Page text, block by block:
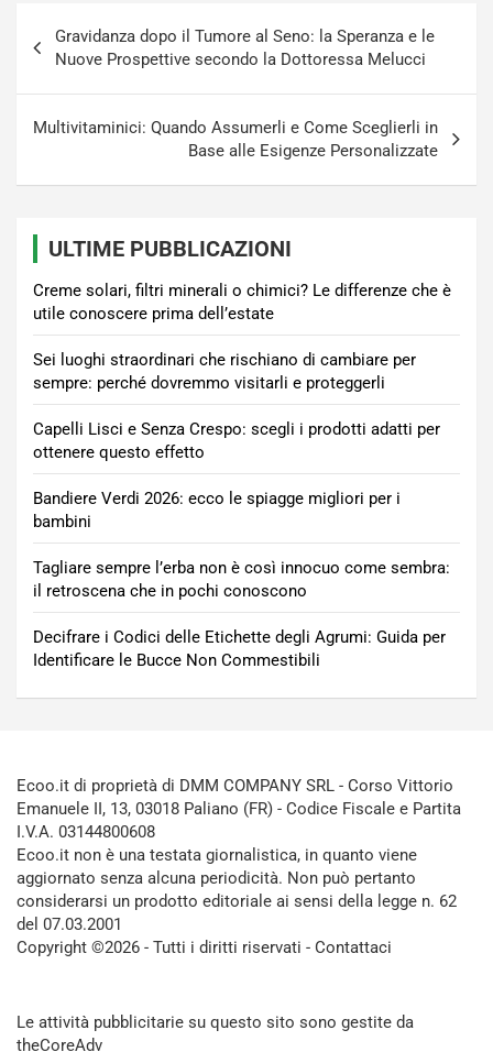
articoli
Gravidanza dopo il Tumore al Seno: la Speranza e le
Nuove Prospettive secondo la Dottoressa Melucci
Multivitaminici: Quando Assumerli e Come Sceglierli in
Base alle Esigenze Personalizzate
ULTIME PUBBLICAZIONI
Creme solari, filtri minerali o chimici? Le differenze che è
utile conoscere prima dell’estate
Sei luoghi straordinari che rischiano di cambiare per
sempre: perché dovremmo visitarli e proteggerli
Capelli Lisci e Senza Crespo: scegli i prodotti adatti per
ottenere questo effetto
Bandiere Verdi 2026: ecco le spiagge migliori per i
bambini
Tagliare sempre l’erba non è così innocuo come sembra:
il retroscena che in pochi conoscono
Decifrare i Codici delle Etichette degli Agrumi: Guida per
Identificare le Bucce Non Commestibili
Ecoo.it di proprietà di DMM COMPANY SRL - Corso Vittorio
Emanuele II, 13, 03018 Paliano (FR) - Codice Fiscale e Partita
I.V.A. 03144800608
Ecoo.it non è una testata giornalistica, in quanto viene
aggiornato senza alcuna periodicità. Non può pertanto
considerarsi un prodotto editoriale ai sensi della legge n. 62
del 07.03.2001
Copyright ©2026 - Tutti i diritti riservati - Contattaci
Le attività pubblicitarie su questo sito sono gestite da
theCoreAdv